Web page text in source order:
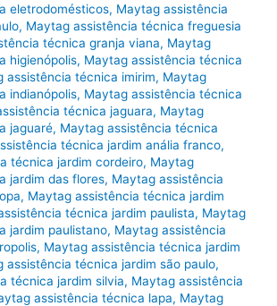
eletrodomésticos, Maytag assistência
, Maytag assistência técnica freguesia
técnica granja viana, Maytag
higienópolis, Maytag assistência técnica
assistência técnica imirim, Maytag
indianópolis, Maytag assistência técnica
técnica jaguara, Maytag
jaguaré, Maytag assistência técnica
técnica jardim anália franco,
técnica jardim cordeiro, Maytag
jardim das flores, Maytag assistência
, Maytag assistência técnica jardim
técnica jardim paulista, Maytag
jardim paulistano, Maytag assistência
, Maytag assistência técnica jardim
assistência técnica jardim são paulo,
técnica jardim silvia, Maytag assistência
assistência técnica lapa, Maytag